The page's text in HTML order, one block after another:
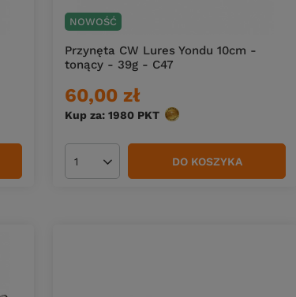
NOWOŚĆ
Przynęta CW Lures Yondu 10cm -
tonący - 39g - C47
60,00 zł
Kup za: 1980 PKT punktów
Ilość produktów DO KOSZYKA